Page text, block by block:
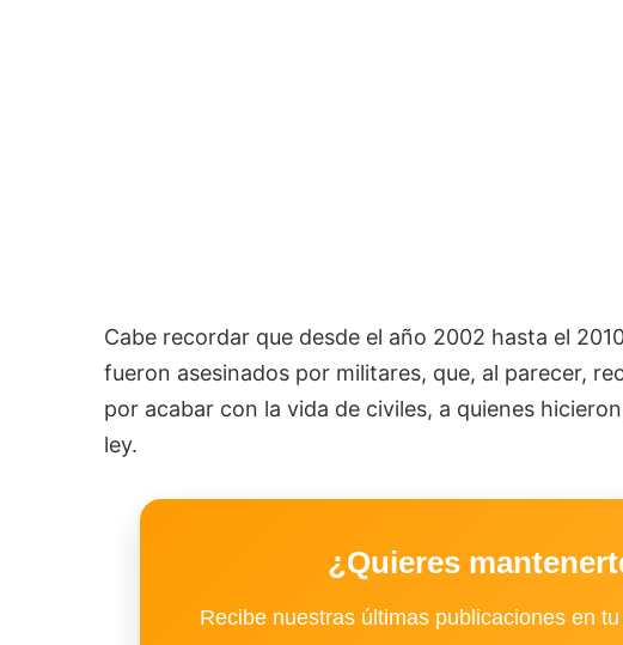
Cabe recordar que desde el año 2002 hasta el
fueron asesinados por militares, que, al parecer,
por acabar con la vida de civiles, a quienes
ley.
¿Quieres
Recibe nuestras últimas publicaciones en